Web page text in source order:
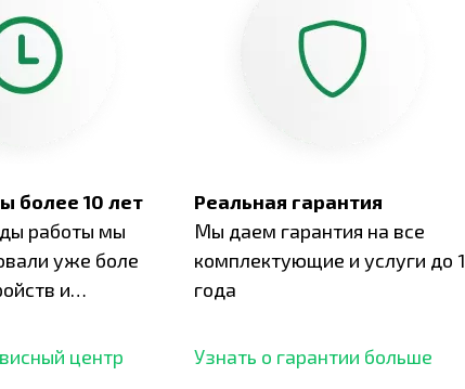
более 10 лет
работы мы
уже боле
и
центр
Реальная гарантия
Мы даем гарантия на все
комплектующие и услуги до 1
года
Узнать о гарантии больше